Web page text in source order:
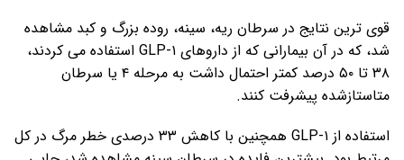
قوی ترین نتایج در سرطان ریه، سینه، روده بزرگ و کبد مشاهده
شد، که در آن بیمارانی که از داروهای GLP-۱ استفاده می کردند،
۳۸ تا ۵۰ درصد کمتر احتمال داشت به مرحله ۴ یا سرطان
متاستازشده پیشرفت کنند.
استفاده از GLP-۱ همچنین با کاهش ۳۳ درصدی خطر مرگ در کل